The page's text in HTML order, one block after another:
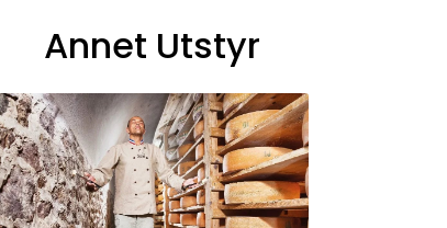
Annet Utstyr